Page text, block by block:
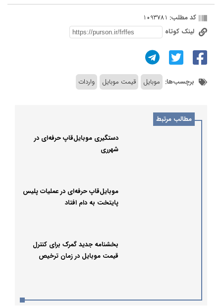
کد مطلب: 1093781
لینک کوتاه
برچسب‌ها: موبایل قیمت موبایل واردات
مطالب مرتبط
دستگیری موبایل‌قاپ حرفه‌ای در
شهرری
موبایل‌قاپ حرفه‌ای در عملیات پلیس
پایتخت به دام افتاد
بخشنامه جدید گمرک برای کنترل
قیمت موبایل در زمان ترخیص